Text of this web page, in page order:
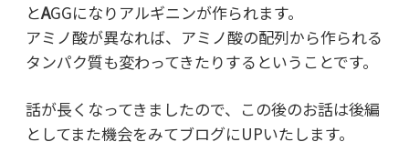
とAGGになりアルギニンが作られます。
アミノ酸が異なれば、アミノ酸の配列から作られる
タンパク質も変わってきたりするということです。
話が長くなってきましたので、この後のお話は後編
としてまた機会をみてブログにUPいたします。